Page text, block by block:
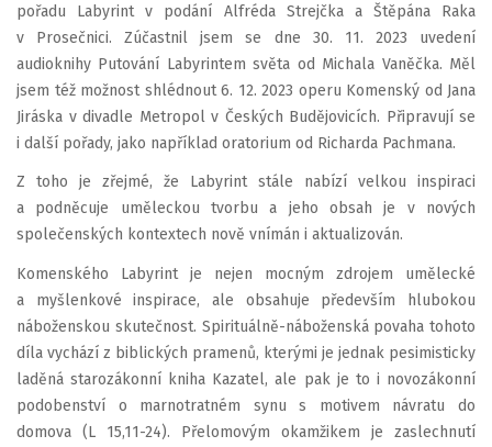
pořadu Labyrint v podání Alfréda Strejčka a Štěpána Raka
v Prosečnici. Zúčastnil jsem se dne 30. 11. 2023 uvedení
audioknihy Putování Labyrintem světa od Michala Vaněčka. Měl
jsem též možnost shlédnout 6. 12. 2023 operu Komenský od Jana
Jiráska v divadle Metropol v Českých Budějovicích. Připravují se
i další pořady, jako například oratorium od Richarda Pachmana.
Z toho je zřejmé, že Labyrint stále nabízí velkou inspiraci
a podněcuje uměleckou tvorbu a jeho obsah je v nových
společenských kontextech nově vnímán i aktualizován.
Komenského Labyrint je nejen mocným zdrojem umělecké
a myšlenkové inspirace, ale obsahuje především hlubokou
náboženskou skutečnost. Spirituálně-náboženská povaha tohoto
díla vychází z biblických pramenů, kterými je jednak pesimisticky
laděná starozákonní kniha Kazatel, ale pak je to i novozákonní
podobenství o marnotratném synu s motivem návratu do
domova (L 15,11-24). Přelomovým okamžikem je zaslechnutí